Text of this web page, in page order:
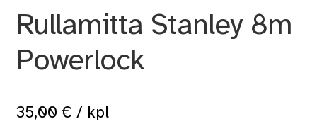
Rullamitta Stanley 8m
Powerlock
35,00 € / kpl